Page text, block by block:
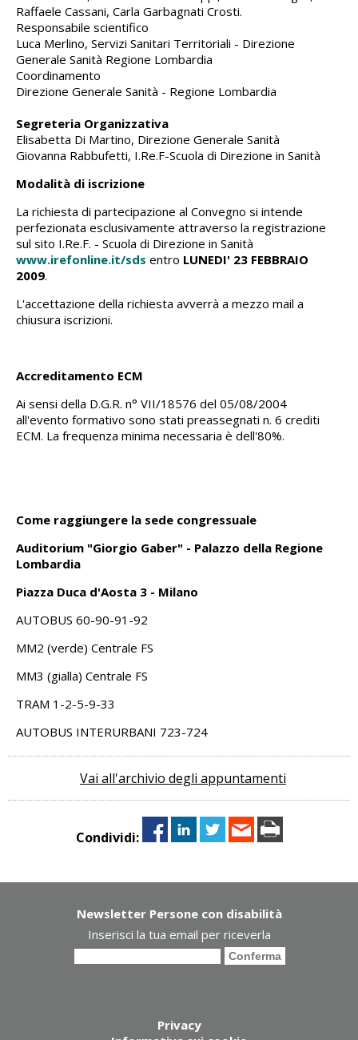
Raffaele Cassani, Carla Garbagnati Crosti.
Responsabile scientifico
Luca Merlino, Servizi Sanitari Territoriali - Direzione
Generale Sanità Regione Lombardia
Coordinamento
Direzione Generale Sanità - Regione Lombardia
Segreteria Organizzativa
Elisabetta Di Martino, Direzione Generale Sanità
Giovanna Rabbufetti, I.Re.F-Scuola di Direzione in Sanità
Modalità di iscrizione
La richiesta di partecipazione al Convegno si intende
perfezionata esclusivamente attraverso la registrazione
sul sito I.Re.F. - Scuola di Direzione in Sanità
www.irefonline.it/sds entro LUNEDI' 23 FEBBRAIO
2009.
L'accettazione della richiesta avverrà a mezzo mail a
chiusura iscrizioni.
Accreditamento ECM
Ai sensi della D.G.R. n° VII/18576 del 05/08/2004
all'evento formativo sono stati preassegnati n. 6 crediti
ECM. La frequenza minima necessaria è dell'80%.
Come raggiungere la sede congressuale
Auditorium "Giorgio Gaber" - Palazzo della Regione
Lombardia
Piazza Duca d'Aosta 3 - Milano
AUTOBUS 60-90-91-92
MM2 (verde) Centrale FS
MM3 (gialla) Centrale FS
TRAM 1-2-5-9-33
AUTOBUS INTERURBANI 723-724
Vai all'archivio degli appuntamenti
Condividi:
Newsletter Persone con disabilità
Inserisci la tua email per riceverla
Privacy